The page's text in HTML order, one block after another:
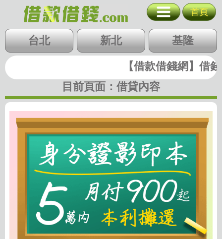
身分證影印
首頁
台北 新北 基隆
北北基 桃竹苗 中彰投
快速借錢
目前頁面： 借貸內容
【借款借錢網】借錢|
台北 新北
基隆
苗栗
彰化
雲林
嘉義
台南
高雄
屏東
支票貼現
代墊款
房地二胎 歷史圖稿
回首頁 回上一頁 廣告刊登
隱私權政策 關閉選單